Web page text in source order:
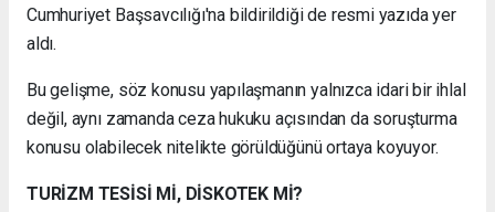
Cumhuriyet Başsavcılığı'na bildirildiği de resmi yazıda yer
aldı.
Bu gelişme, söz konusu yapılaşmanın yalnızca idari bir ihlal
değil, aynı zamanda ceza hukuku açısından da soruşturma
konusu olabilecek nitelikte görüldüğünü ortaya koyuyor.
TURİZM TESİSİ Mİ, DİSKOTEK Mİ?